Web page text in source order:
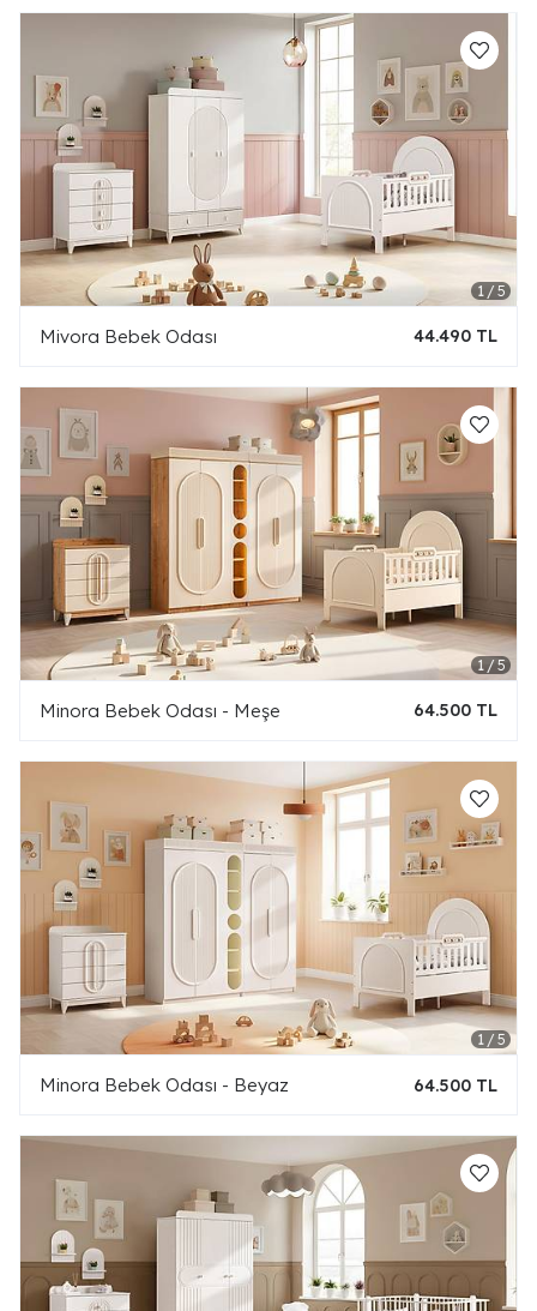
Mivora Bebek Odası 44.490 TL
Minora Bebek Odası - Meşe 64.500 TL
Minora Bebek Odası - Beyaz 64.500 TL